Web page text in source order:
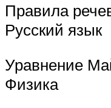
Правила
Русский язык
Уравнение
Физика